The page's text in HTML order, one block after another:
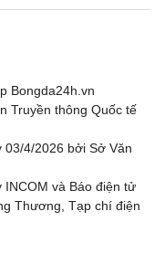
Bongda24h.vn
Truyền thông Quốc tế
03/4/2026 bởi Sở Văn
và Báo điện tử
Thương, Tạp chí điện